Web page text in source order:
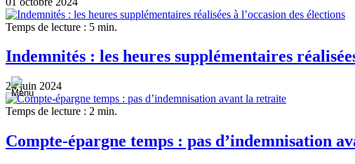
Temps de lecture : 5 min.
Indemnités : les heures supplémentaires
24 juin 2024
Temps de lecture : 2 min.
Compte-épargne temps : pas d’indemnisation